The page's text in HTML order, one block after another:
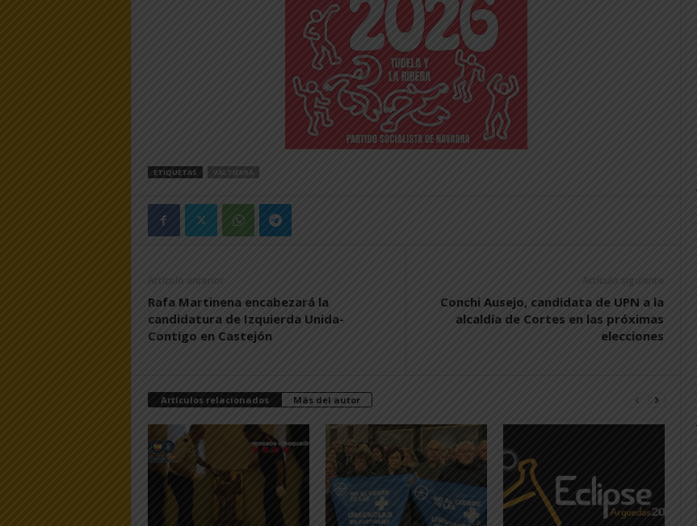
ETIQUETAS VALTIERRA
Artículo anterior
Rafa Martinena encabezará la
candidatura de Izquierda Unida-
Contigo en Castejón
Artículo siguiente
Conchi Ausejo, candidata de UPN a la
alcaldía de Cortes en las próximas
elecciones
Artículos relacionados Más del autor